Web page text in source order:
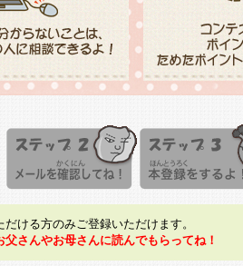
ける方のみご登録いただけます。
さんやお母さんに読んでもらってね！